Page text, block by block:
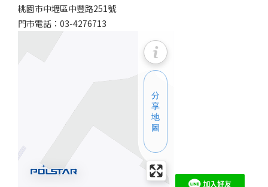
桃園市中壢區中豐路251號
門市電話：03-4276713